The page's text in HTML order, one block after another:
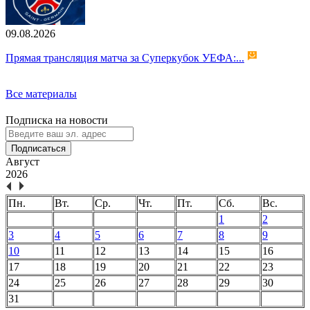
09.08.2026
Прямая трансляция матча за Суперкубок УЕФА:...
Все материалы
Подписка на новости
Подписаться
Август
2026
Пн. Вт. Ср. Чт. Пт. Сб.
Вс.
1
2
3
4 5 6 7 8
9
10
11 12 13 14 15
16
17
18 19 20 21 22
23
24
25 26 27 28 29
30
31